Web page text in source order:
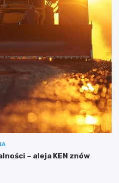
– aleja KEN znów